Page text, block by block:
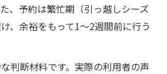
ート時の清掃サービス活用法
で快適空間を実現する方法
、予約は繁忙期（引っ越しシーズ
、余裕をもって1～2週間前に行う
判断材料です。実際の利用者の声